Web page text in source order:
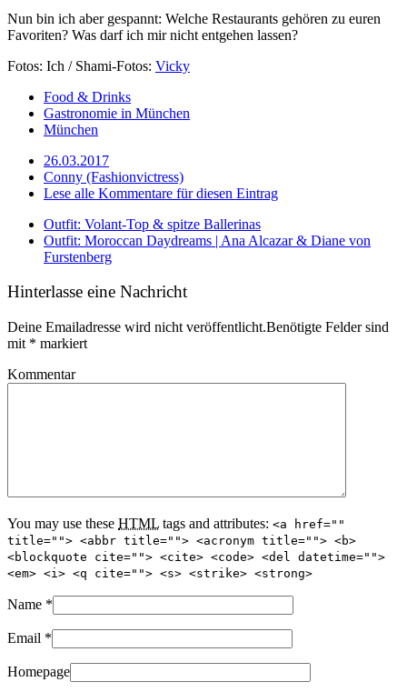
Nun bin ich aber gespannt: Welche Restaurants gehören zu euren
Favoriten? Was darf ich mir nicht entgehen lassen?
Fotos: Ich / Shami-Fotos: Vicky
Food & Drinks
Gastronomie in München
München
26.03.2017
Conny (Fashionvictress)
Lese alle Kommentare für diesen Eintrag
Outfit: Volant-Top & spitze Ballerinas
Outfit: Moroccan Daydreams | Ana Alcazar & Diane von
Furstenberg
Hinterlasse eine Nachricht
Deine Emailadresse wird nicht veröffentlicht.Benötigte Felder sind
mit * markiert
Kommentar
You may use these HTML tags and attributes: <a href=""
title=""> <abbr title=""> <acronym title=""> <b>
<blockquote cite=""> <cite> <code> <del datetime="">
<em> <i> <q cite=""> <s> <strike> <strong>
Name *
Email *
Homepage